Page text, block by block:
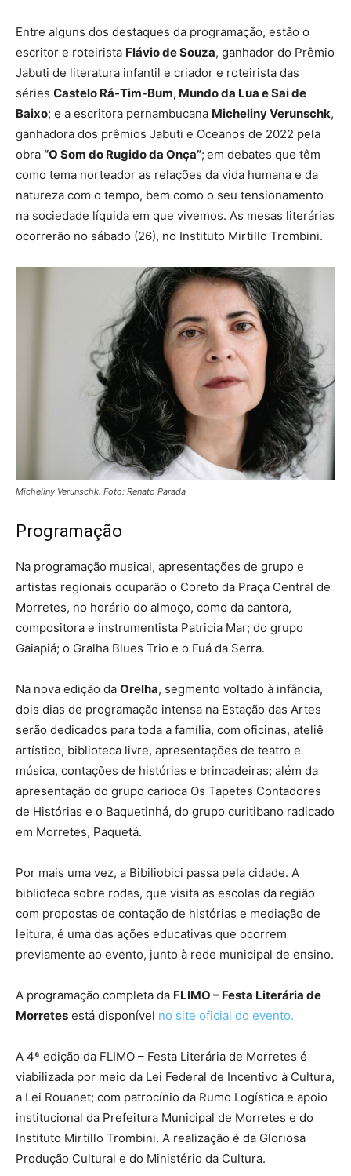
Entre alguns dos destaques da programação, estão o
escritor e roteirista Flávio de Souza, ganhador do Prêmio
Jabuti de literatura infantil e criador e roteirista das
séries Castelo Rá-Tim-Bum, Mundo da Lua e Sai de
Baixo; e a escritora pernambucana Micheliny Verunschk,
ganhadora dos prêmios Jabuti e Oceanos de 2022 pela
obra “O Som do Rugido da Onça”; em debates que têm
como tema norteador as relações da vida humana e da
natureza com o tempo, bem como o seu tensionamento
na sociedade líquida em que vivemos. As mesas literárias
ocorrerão no sábado (26), no Instituto Mirtillo Trombini.
Micheliny Verunschk. Foto: Renato Parada
Programação
Na programação musical, apresentações de grupo e
artistas regionais ocuparão o Coreto da Praça Central de
Morretes, no horário do almoço, como da cantora,
compositora e instrumentista Patricia Mar; do grupo
Gaiapiá; o Gralha Blues Trio e o Fuá da Serra.
Na nova edição da Orelha, segmento voltado à infância,
dois dias de programação intensa na Estação das Artes
serão dedicados para toda a família, com oficinas, ateliê
artístico, biblioteca livre, apresentações de teatro e
música, contações de histórias e brincadeiras; além da
apresentação do grupo carioca Os Tapetes Contadores
de Histórias e o Baquetinhá, do grupo curitibano radicado
em Morretes, Paquetá.
Por mais uma vez, a Bibiliobici passa pela cidade. A
biblioteca sobre rodas, que visita as escolas da região
com propostas de contação de histórias e mediação de
leitura, é uma das ações educativas que ocorrem
previamente ao evento, junto à rede municipal de ensino.
A programação completa da FLIMO – Festa Literária de
Morretes está disponível no site oficial do evento.
A 4ª edição da FLIMO – Festa Literária de Morretes é
viabilizada por meio da Lei Federal de Incentivo à Cultura,
a Lei Rouanet; com patrocínio da Rumo Logística e apoio
institucional da Prefeitura Municipal de Morretes e do
Instituto Mirtillo Trombini. A realização é da Gloriosa
Produção Cultural e do Ministério da Cultura.